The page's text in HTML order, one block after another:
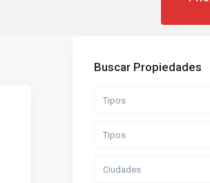
Buscar Propiedades
Tipos
Tipos
Ciudades